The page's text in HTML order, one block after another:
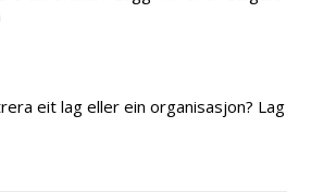
eit lag eller ein organisasjon? Lag